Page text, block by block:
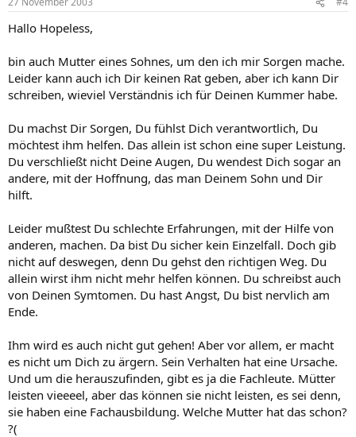
Hallo Hopeless,
bin auch Mutter eines Sohnes, um den ich mir Sorgen mache.
Leider kann auch ich Dir keinen Rat geben, aber ich kann Dir
schreiben, wieviel Verständnis ich für Deinen Kummer habe.
Du machst Dir Sorgen, Du fühlst Dich verantwortlich, Du
möchtest ihm helfen. Das allein ist schon eine super Leistung.
Du verschließt nicht Deine Augen, Du wendest Dich sogar an
andere, mit der Hoffnung, das man Deinem Sohn und Dir
hilft.
Leider mußtest Du schlechte Erfahrungen, mit der Hilfe von
anderen, machen. Da bist Du sicher kein Einzelfall. Doch gib
nicht auf deswegen, denn Du gehst den richtigen Weg. Du
allein wirst ihm nicht mehr helfen können. Du schreibst auch
von Deinen Symtomen. Du hast Angst, Du bist nervlich am
Ende.
Ihm wird es auch nicht gut gehen! Aber vor allem, er macht
es nicht um Dich zu ärgern. Sein Verhalten hat eine Ursache.
Und um die herauszufinden, gibt es ja die Fachleute. Mütter
leisten vieeeel, aber das können sie nicht leisten, es sei denn,
sie haben eine Fachausbildung. Welche Mutter hat das schon?
?(